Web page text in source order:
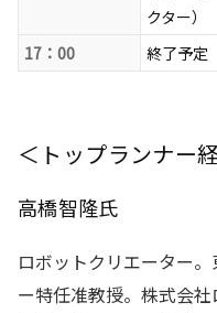
クター）
17：00
終了予定
＜トップランナー
高橋智隆氏
ロボットクリエーター
ー特任准教授。株式会社